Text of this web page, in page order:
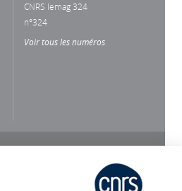
CNRS lemag 324
n°324
Voir tous les numéros